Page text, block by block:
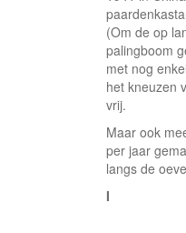
(Om de op
palingboom
met nog
het kneuzen
vrij.
Maar ook
per jaar
langs de
I